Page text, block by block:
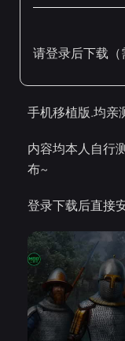
请登录后下载
手机移植版.均亲
内容均本人自行
布~
登录下载后直接